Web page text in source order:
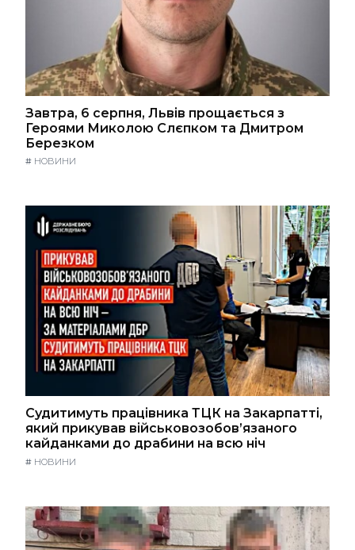
Завтра, 6 серпня, Львів прощається з
Героями Миколою Слєпком та Дмитром
Березком
# НОВИНИ
Судитимуть працівника ТЦК на Закарпатті,
який прикував військовозобов’язаного
кайданками до драбини на всю ніч
# НОВИНИ